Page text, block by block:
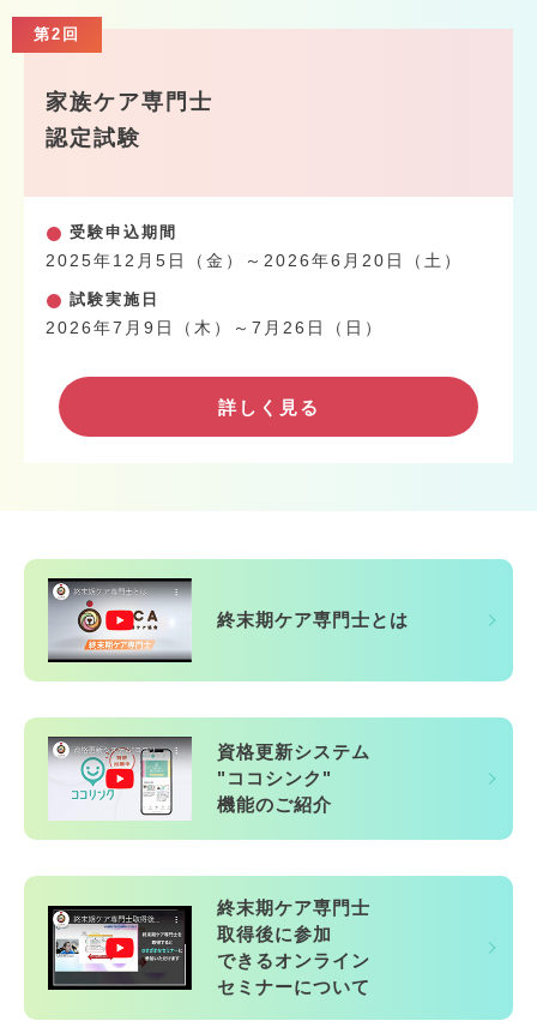
第2回
家族ケア専門士
認定試験
受験申込期間
2025年12月5日（金）～2026年6月20日（土）
試験実施日
2026年7月9日（木）～7月26日（日）
詳しく見る
終末期ケア専門士とは
資格更新システム
"ココシンク"
機能のご紹介
終末期ケア専門士
取得後に参加
できるオンライン
セミナーについて